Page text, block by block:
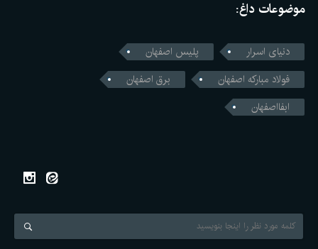
موضوعات داغ:
دنیای اسرار
پلیس اصفهان
فولاد مبارکه اصفهان
برق اصفهان
ابفااصفهان